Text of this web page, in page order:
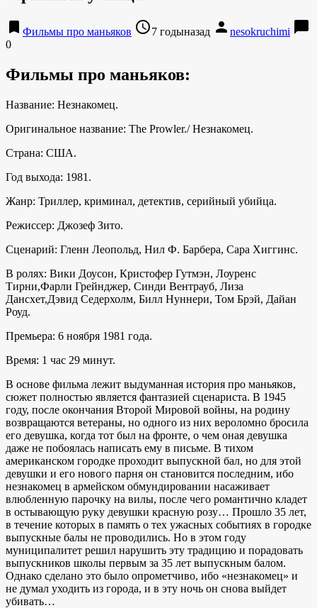
bookmark Фильмы про маньяков access_time7 годыназад person nesokruchimi chat_bubble
0
Фильмы про маньяков:
Название: Незнакомец.
Оригинальное название: The Prowler./ Незнакомец.
Страна: США.
Год выхода: 1981.
Жанр: Триллер, криминал, детектив, серийный убийца.
Режиссер: Джозеф Зито.
Сценарий: Гленн Леопольд, Нил Ф. Барбера, Сара Хиггинс.
В ролях: Вики Доусон, Кристофер Гутмэн, Лоуренс
Тирни,Фарли Грейнджер, Синди Вентрауб, Лиза
Дансхет,Дэвид Седерхолм, Билл Нуннери, Том Брэй, Дайан
Роуд.
Премьера: 6 ноября 1981 года.
Время: 1 час 29 минут.
В основе фильма лежит выдуманная история про маньяков,
сюжет полностью является фантазией сценариста. В 1945
году, после окончания Второй Мировой войны, на родину
возвращаются ветераны, но одного из них вероломно бросила
его девушка, когда тот был на фронте, о чем оная девушка
даже не побоялась написать ему в письме. В тихом
американском городке проходит выпускной бал, но для этой
девушки и его нового парня он становится последним, ибо
незнакомец в армейском обмундировании насаживает
влюбленную парочку на вилы, после чего романтично кладет
в остывающую руку девушки красную розу… Прошло 35 лет,
в течение которых в память о тех ужасных событиях в городке
выпускные балы не проводились. Но в этом году
муниципалитет решил нарушить эту традицию и порадовать
выпускников школы первым за 35 лет выпускным балом.
Однако сделано это было опрометчиво, ибо «незнакомец» и
не думал уходить из города, и в эту ночь он снова выйдет
убивать…